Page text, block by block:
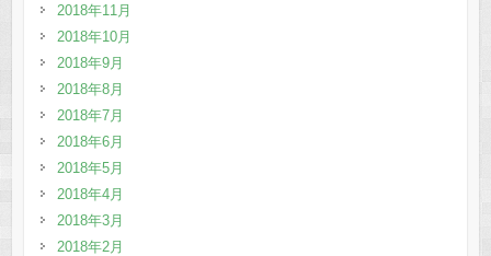
2018年11月
2018年10月
2018年9月
2018年8月
2018年7月
2018年6月
2018年5月
2018年4月
2018年3月
2018年2月